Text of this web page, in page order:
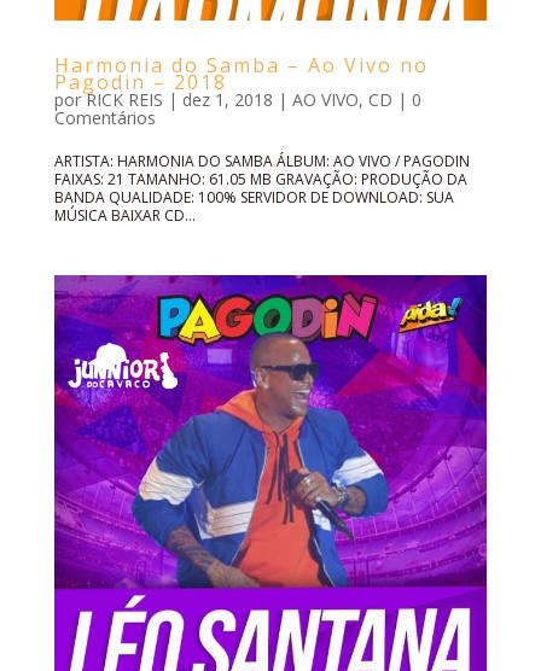
Harmonia do Samba – Ao Vivo no
Pagodin – 2018
porRICK REIS | dez 1, 2018 | AO VIVO, CD | 0
Comentários
ARTISTA: HARMONIA DO SAMBA ÁLBUM: AO VIVO / PAGODIN
FAIXAS: 21 TAMANHO: 61.05 MB GRAVAÇÃO: PRODUÇÃO DA
BANDA QUALIDADE: 100% SERVIDOR DE DOWNLOAD: SUA
MÚSICA BAIXAR CD...